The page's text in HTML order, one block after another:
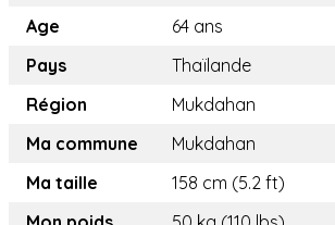
Age
64 ans
Pays
Thaïlande
Région
Mukdahan
Ma commune
Mukdahan
Ma taille
158 cm (5.2 ft)